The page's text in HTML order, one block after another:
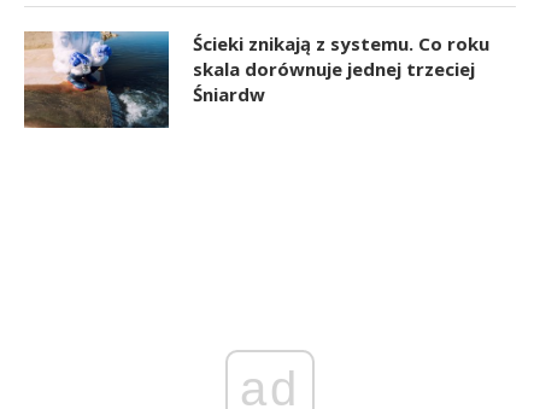
Ścieki znikają z systemu. Co roku
skala dorównuje jednej trzeciej
Śniardw
ad